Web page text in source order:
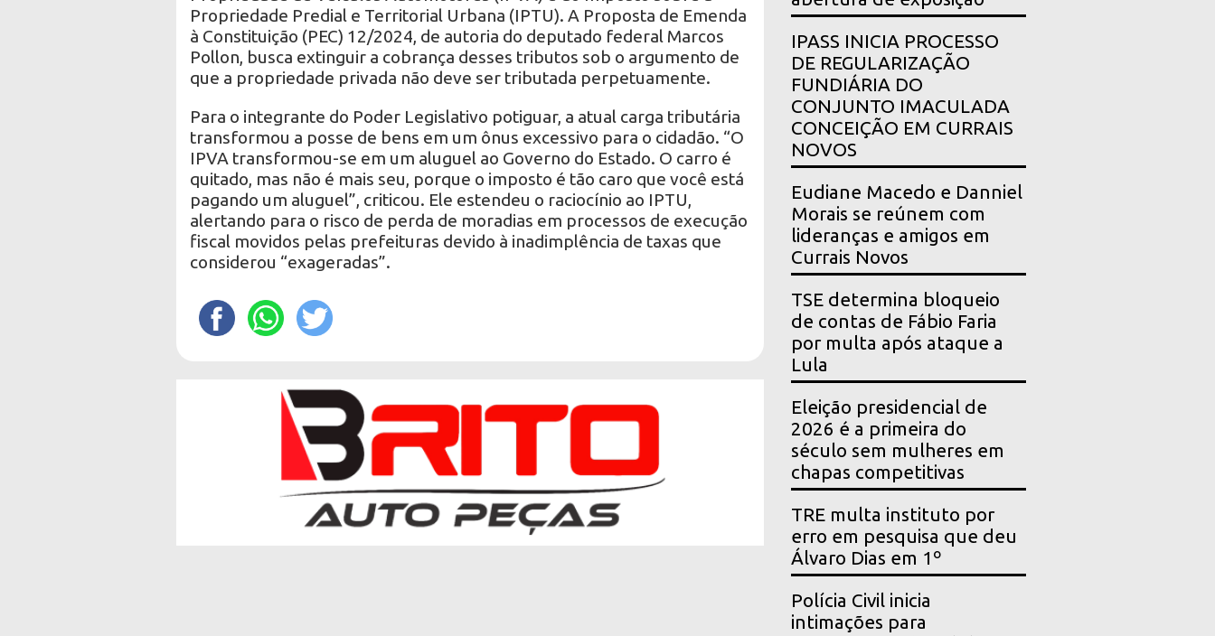
Propriedade Predial e Territorial Urbana (IPTU). A Proposta de Emenda
à Constituição (PEC) 12/2024, de autoria do deputado federal Marcos
Pollon, busca extinguir a cobrança desses tributos sob o argumento de
que a propriedade privada não deve ser tributada perpetuamente.
Para o integrante do Poder Legislativo potiguar, a atual carga tributária
transformou a posse de bens em um ônus excessivo para o cidadão. “O
IPVA transformou-se em um aluguel ao Governo do Estado. O carro é
quitado, mas não é mais seu, porque o imposto é tão caro que você está
pagando um aluguel”, criticou. Ele estendeu o raciocínio ao IPTU,
alertando para o risco de perda de moradias em processos de execução
fiscal movidos pelas prefeituras devido à inadimplência de taxas que
considerou “exageradas”.
IPASS INICIA PROCESSO
DE REGULARIZAÇÃO
FUNDIÁRIA DO
CONJUNTO IMACULADA
CONCEIÇÃO EM CURRAIS
NOVOS
Eudiane Macedo e Danniel
Morais se reúnem com
lideranças e amigos em
Currais Novos
TSE determina bloqueio
de contas de Fábio Faria
por multa após ataque a
Lula
Eleição presidencial de
2026 é a primeira do
século sem mulheres em
chapas competitivas
TRE multa instituto por
erro em pesquisa que deu
Álvaro Dias em 1º
Polícia Civil inicia
intimações para